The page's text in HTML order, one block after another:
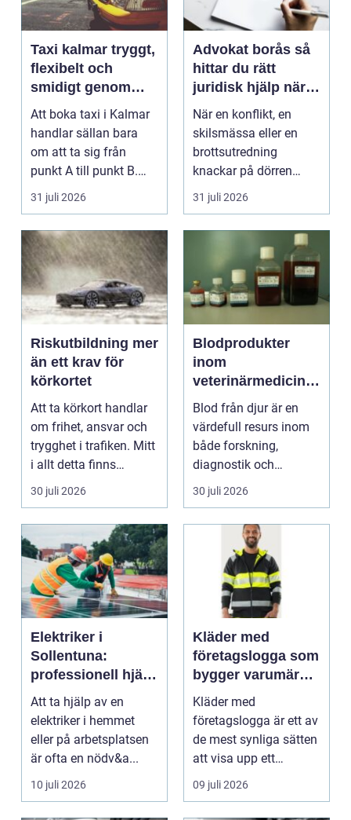
Taxi kalmar tryggt,
flexibelt och
smidigt genom
hela resan
Att boka taxi i Kalmar
handlar sällan bara
om att ta sig från
punkt A till punkt B.
För många är res...
31 juli 2026
Advokat borås så
hittar du rätt
juridisk hjälp när
livet krånglar
När en konflikt, en
skilsmässa eller en
brottsutredning
knackar på dörren
förändras vardagen
snabbt....
31 juli 2026
Riskutbildning mer
än ett krav för
körkortet
Att ta körkort handlar
om frihet, ansvar och
trygghet i trafiken. Mitt
i allt detta finns
riskutbild...
30 juli 2026
Blodprodukter
inom
veterinärmedicin
funktion, kvalitet
och användning
Blod från djur är en
värdefull resurs inom
både forskning,
diagnostik och
veterinärmedicin. När
blod...
30 juli 2026
Elektriker i
Sollentuna:
professionell hjälp
när du behöver det
Att ta hjälp av en
elektriker i hemmet
eller på arbetsplatsen
är ofta en nödv&a...
10 juli 2026
Kläder med
företagslogga som
bygger varumärke
i vardagen
Kläder med
företagslogga är ett av
de mest synliga sätten
att visa upp ett
varum...
09 juli 2026